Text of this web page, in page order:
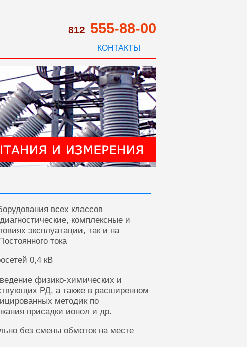
812 555-88-00
КОНТАКТЫ
всех классов
комплексные и
эксплуатации, так и на
тока
0,4 кВ
физико-химических и
РД, а также в расширенном
методик по
присадки ионол и др.
без смены обмоток на месте